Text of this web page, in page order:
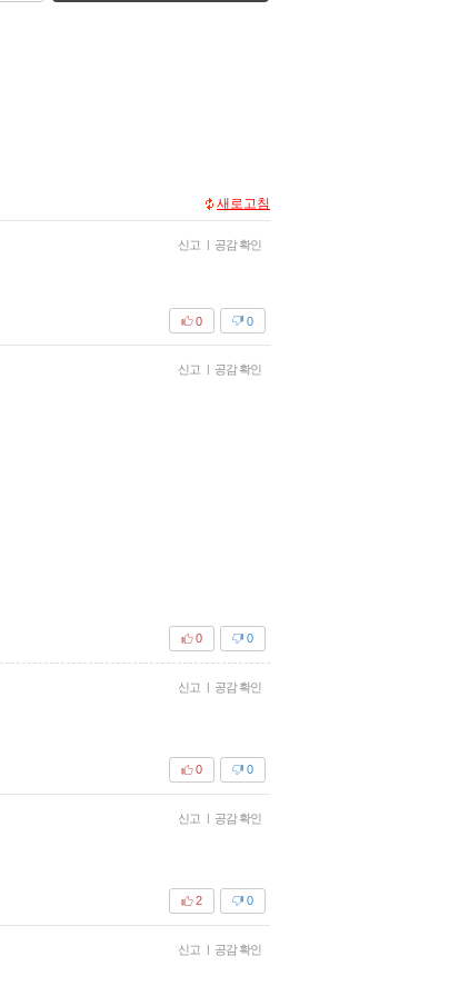
새로고침
신고 공감 확인
0
0
신고 공감 확인
0
0
신고 | 공감 확인
0
0
신고 | 공감 확인
0
2
신고 | 공감 확인